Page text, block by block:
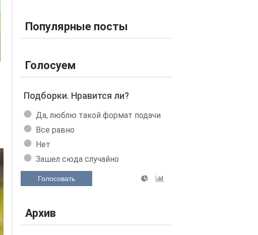
Популярные посты
Голосуем
Подборки. Нравится ли?
Да, люблю такой формат подачи
Все равно
Нет
Зашел сюда случайно
Голосовать
Архив